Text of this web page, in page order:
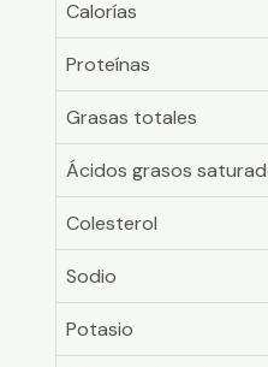
Calorías
Proteínas
Grasas totales
Ácidos grasos
Colesterol
Sodio
Potasio